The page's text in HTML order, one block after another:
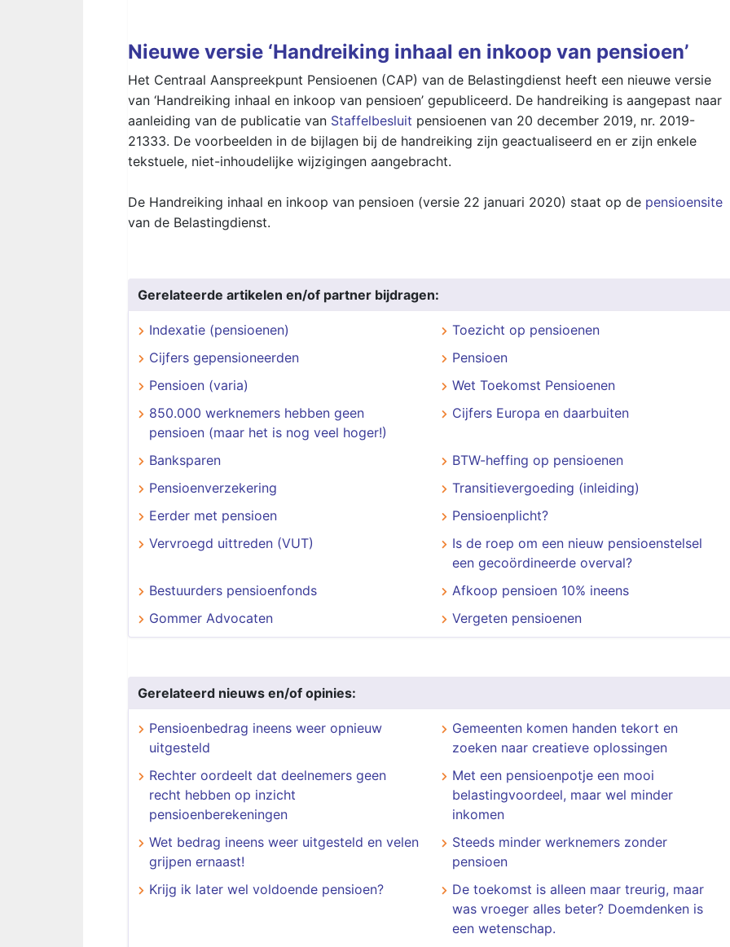
Nieuwe versie ‘Handreiking inhaal en inkoop van pensioen’
Het Centraal Aanspreekpunt Pensioenen (CAP) van de Belastingdienst heeft een nieuwe versie
van ‘Handreiking inhaal en inkoop van pensioen’ gepubliceerd. De handreiking is aangepast naar
aanleiding van de publicatie van Staffelbesluit pensioenen van 20 december 2019, nr. 2019-
21333. De voorbeelden in de bijlagen bij de handreiking zijn geactualiseerd en er zijn enkele
tekstuele, niet-inhoudelijke wijzigingen aangebracht.
De Handreiking inhaal en inkoop van pensioen (versie 22 januari 2020) staat op de pensioensite
van de Belastingdienst.
Gerelateerde artikelen en/of partner bijdragen:
Indexatie (pensioenen)
Toezicht op pensioenen
Cijfers gepensioneerden
Pensioen
Pensioen (varia)
Wet Toekomst Pensioenen
850.000 werknemers hebben geen
pensioen (maar het is nog veel hoger!)
Cijfers Europa en daarbuiten
Banksparen
BTW-heffing op pensioenen
Pensioenverzekering
Transitievergoeding (inleiding)
Eerder met pensioen
Pensioenplicht?
Vervroegd uittreden (VUT)
Is de roep om een nieuw pensioenstelsel
een gecoördineerde overval?
Bestuurders pensioenfonds
Afkoop pensioen 10% ineens
Gommer Advocaten
Vergeten pensioenen
Gerelateerd nieuws en/of opinies:
Pensioenbedrag ineens weer opnieuw
uitgesteld
Gemeenten komen handen tekort en
zoeken naar creatieve oplossingen
Rechter oordeelt dat deelnemers geen
recht hebben op inzicht
pensioenberekeningen
Met een pensioenpotje een mooi
belastingvoordeel, maar wel minder
inkomen
Wet bedrag ineens weer uitgesteld en velen
grijpen ernaast!
Steeds minder werknemers zonder
pensioen
Krijg ik later wel voldoende pensioen?
De toekomst is alleen maar treurig, maar
was vroeger alles beter? Doemdenken is
een wetenschap.